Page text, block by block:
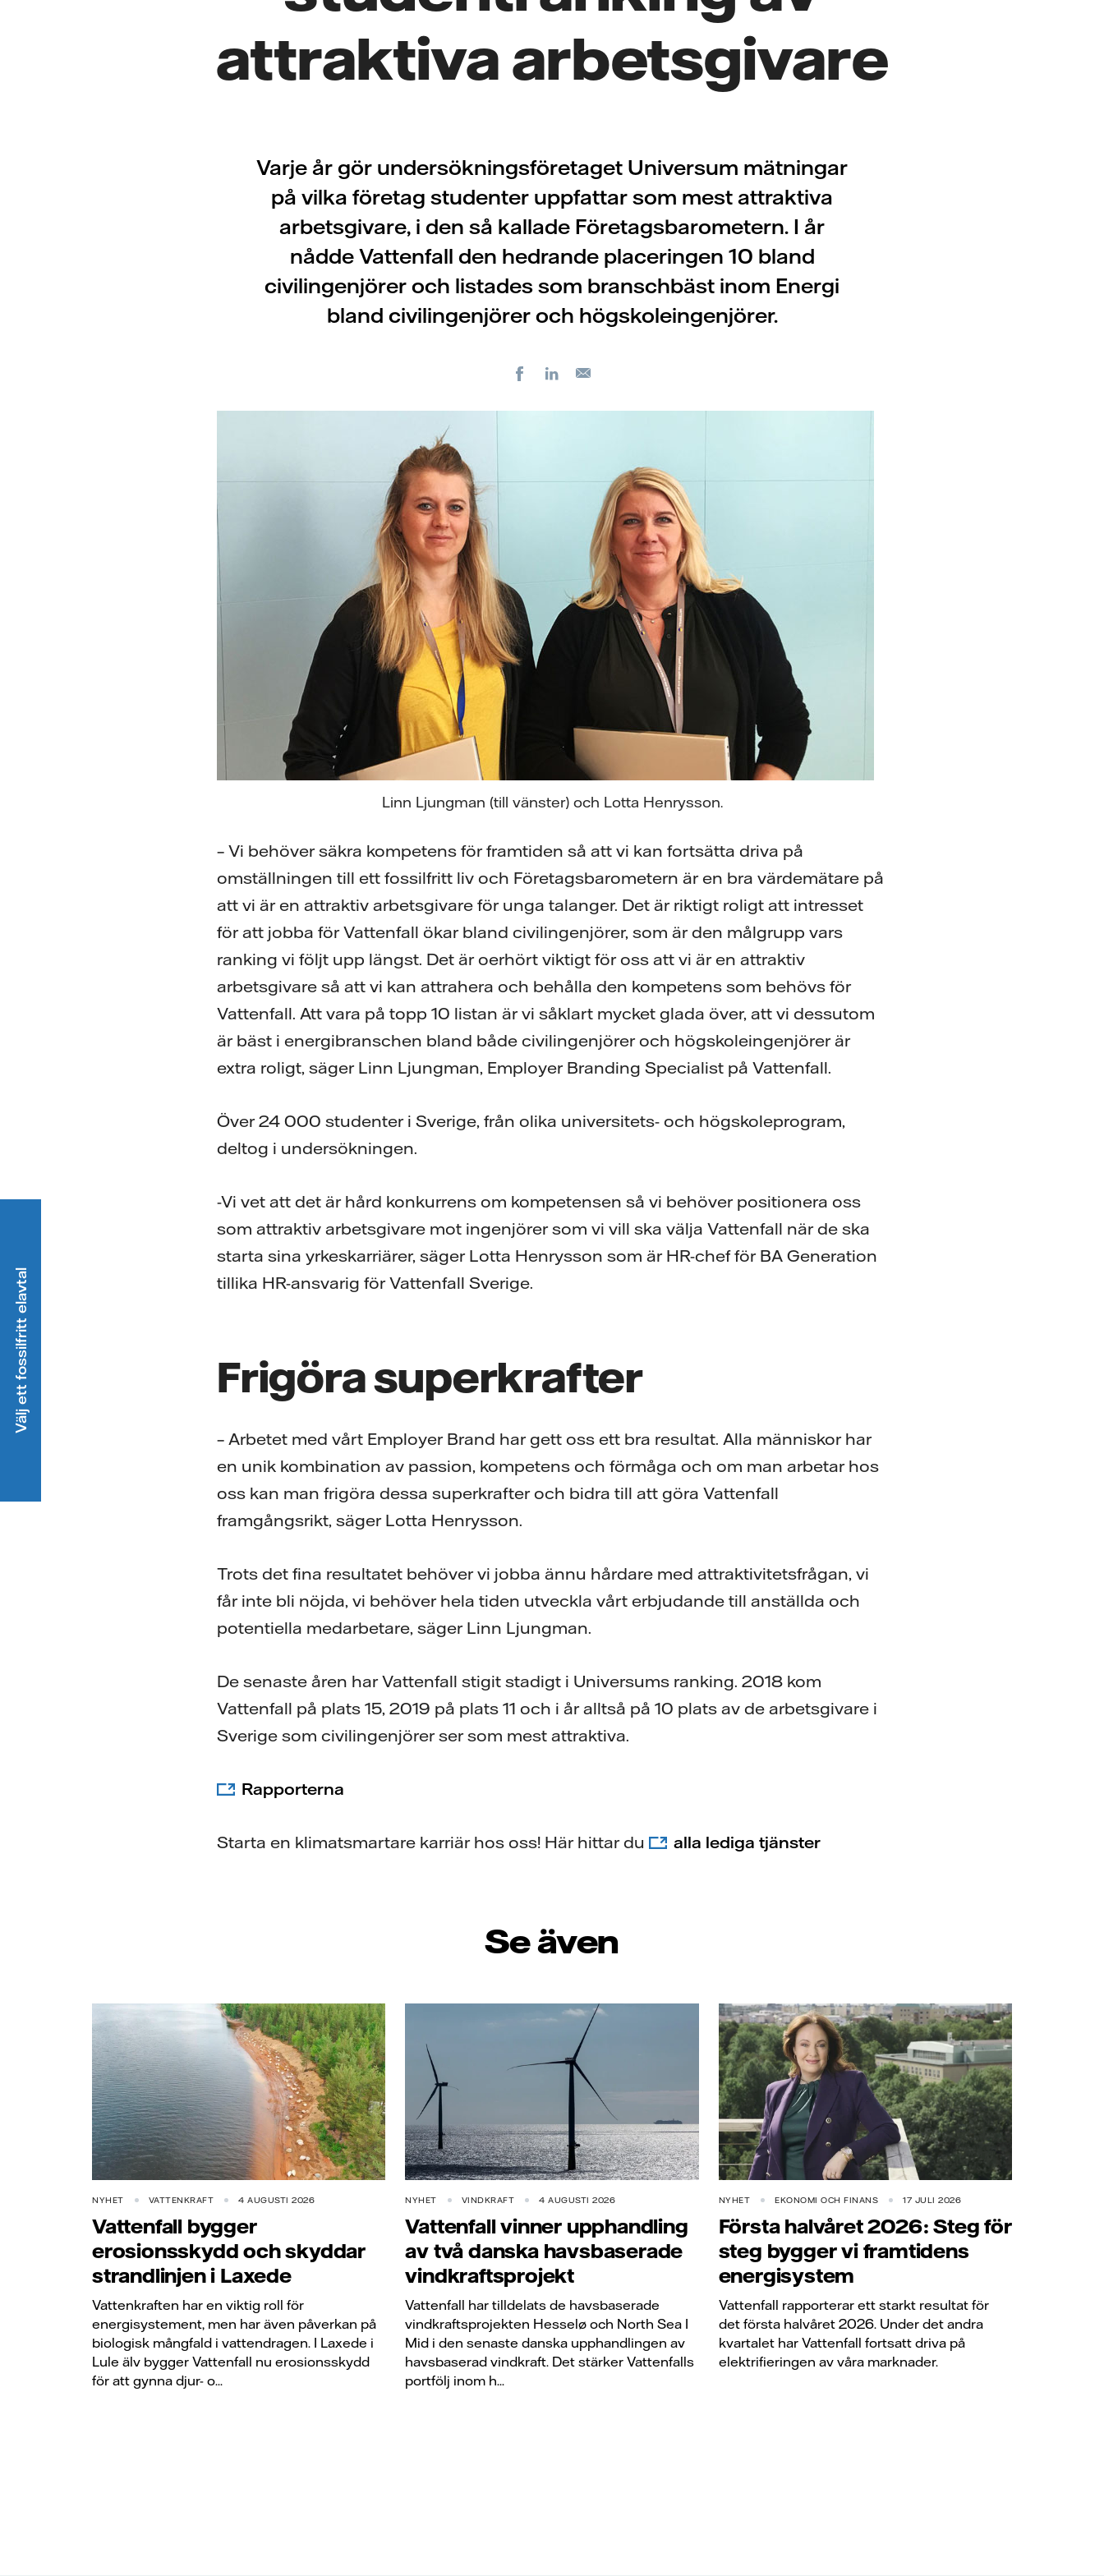
attraktiva arbetsgivare
Varje år gör undersökningsföretaget Universum mätningar
på vilka företag studenter uppfattar som mest attraktiva
arbetsgivare, i den så kallade Företagsbarometern. I år
nådde Vattenfall den hedrande placeringen 10 bland
civilingenjörer och listades som branschbäst inom Energi
bland civilingenjörer och högskoleingenjörer.
FacebookLinkedIn
Linn Ljungman (till vänster) och Lotta Henrysson.
– Vi behöver säkra kompetens för framtiden så att vi kan fortsätta driva på
omställningen till ett fossilfritt liv och Företagsbarometern är en bra värdemätare på
att vi är en attraktiv arbetsgivare för unga talanger. Det är riktigt roligt att intresset
för att jobba för Vattenfall ökar bland civilingenjörer, som är den målgrupp vars
ranking vi följt upp längst. Det är oerhört viktigt för oss att vi är en attraktiv
arbetsgivare så att vi kan attrahera och behålla den kompetens som behövs för
Vattenfall. Att vara på topp 10 listan är vi såklart mycket glada över, att vi dessutom
är bäst i energibranschen bland både civilingenjörer och högskoleingenjörer är
extra roligt, säger Linn Ljungman, Employer Branding Specialist på Vattenfall.
Över 24 000 studenter i Sverige, från olika universitets- och högskoleprogram,
deltog i undersökningen.
-Vi vet att det är hård konkurrens om kompetensen så vi behöver positionera oss
som attraktiv arbetsgivare mot ingenjörer som vi vill ska välja Vattenfall när de ska
starta sina yrkeskarriärer, säger Lotta Henrysson som är HR-chef för BA Generation
tillika HR-ansvarig för Vattenfall Sverige.
Frigöra superkrafter
– Arbetet med vårt Employer Brand har gett oss ett bra resultat. Alla människor har
en unik kombination av passion, kompetens och förmåga och om man arbetar hos
oss kan man frigöra dessa superkrafter och bidra till att göra Vattenfall
framgångsrikt, säger Lotta Henrysson.
Trots det fina resultatet behöver vi jobba ännu hårdare med attraktivitetsfrågan, vi
får inte bli nöjda, vi behöver hela tiden utveckla vårt erbjudande till anställda och
potentiella medarbetare, säger Linn Ljungman.
De senaste åren har Vattenfall stigit stadigt i Universums ranking. 2018 kom
Vattenfall på plats 15, 2019 på plats 11 och i år alltså på 10 plats av de arbetsgivare i
Sverige som civilingenjörer ser som mest attraktiva.
Rapporterna
Starta en klimatsmartare karriär hos oss! Här hittar du alla lediga tjänster
Se även
NYHET VATTENKRAFT 4 AUGUSTI 2026
Vattenfall bygger
erosionsskydd och skyddar
strandlinjen i Laxede
Vattenkraften har en viktig roll för
energisystement, men har även påverkan på
biologisk mångfald i vattendragen. I Laxede i
Lule älv bygger Vattenfall nu erosionsskydd
för att gynna djur- o...
NYHET VINDKRAFT 4 AUGUSTI 2026
Vattenfall vinner upphandling
av två danska havsbaserade
vindkraftsprojekt
Vattenfall har tilldelats de havsbaserade
vindkraftsprojekten Hesselø och North Sea I
Mid i den senaste danska upphandlingen av
havsbaserad vindkraft. Det stärker Vattenfalls
portfölj inom h...
NYHET EKONOMI OCH FINANS 17 JULI 2026
Första halvåret 2026: Steg för
steg bygger vi framtidens
energisystem
Vattenfall rapporterar ett starkt resultat för
det första halvåret 2026. Under det andra
kvartalet har Vattenfall fortsatt driva på
elektrifieringen av våra marknader.
Välj ett fossilfritt elavtal